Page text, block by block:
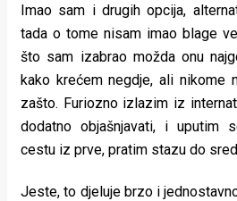
Imao sam i drugih opcija,
tada o tome nisam imao blage
što sam izabrao možda onu
kako krećem negdje, ali nikome
zašto. Furiozno izlazim iz
dodatno objašnjavati, i uputim
cestu iz prve, pratim stazu do
Jeste, to djeluje brzo i